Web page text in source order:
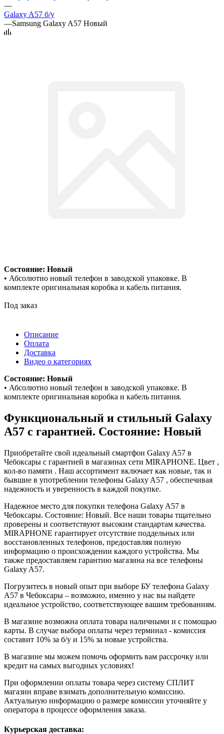
—
Galaxy A57 б/у
—Samsung Galaxy A57 Новый
Состояние: Новый
• Абсолютно новый телефон в заводской упаковке. В
комплекте оригинальная коробка и кабель питания.
Под заказ
Описание
Оплата
Доставка
Видео о категориях
Состояние: Новый
• Абсолютно новый телефон в заводской упаковке. В
комплекте оригинальная коробка и кабель питания.
Функциональный и стильный Galaxy
A57 с гарантией. Состояние: Новый
Приобретайте свой идеальный смартфон Galaxy A57 в
Чебоксары с гарантией в магазинах сети MIRAPHONE. Цвет ,
кол-во памяти . Наш ассортимент включает как новые, так и
бывшие в употреблении телефоны Galaxy A57 , обеспечивая
надежность и уверенность в каждой покупке.
Надежное место для покупки телефона Galaxy A57 в
Чебоксары. Состояние: Новый. Все наши товары тщательно
проверены и соответствуют высоким стандартам качества.
MIRAPHONE гарантирует отсутствие поддельных или
восстановленных телефонов, предоставляя полную
информацию о происхождении каждого устройства. Мы
также предоставляем гарантию магазина на все телефоны
Galaxy A57.
Погрузитесь в новый опыт при выборе БУ телефона Galaxy
A57 в Чебоксары – возможно, именно у нас вы найдете
идеальное устройство, соответствующее вашим требованиям.
В магазине возможна оплата товара наличными и с помощью
карты. В случае выбора оплаты через терминал - комиссия
составит 10% за б/у и 15% за новые устройства.
В магазине мы можем помочь оформить вам рассрочку или
кредит на самых выгодных условиях!
При оформлении оплаты товара через систему СПЛИТ
магазин вправе взимать дополнительную комиссию.
Актуальную информацию о размере комиссии уточняйте у
оператора в процессе оформления заказа.
Курьерская доставка: